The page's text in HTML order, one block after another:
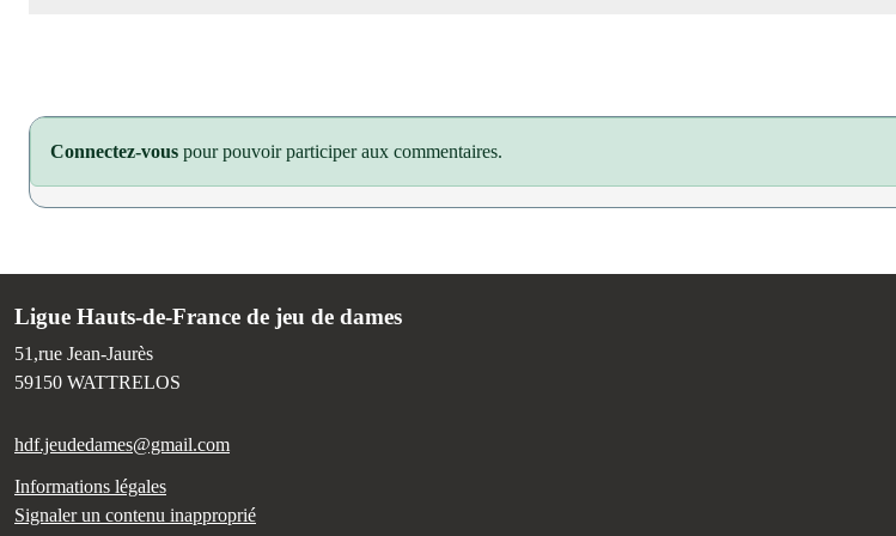
Connectez-vous pour pouvoir participer aux commentaires.
Ligue Hauts-de-France de jeu de dames
51,rue Jean-Jaurès
59150 WATTRELOS
hdf.jeudedames@gmail.com
Informations légales
Signaler un contenu inapproprié